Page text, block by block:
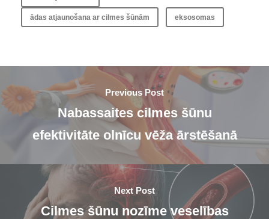
ādas atjaunošana ar cilmes šūnām eksosomas
Previous Post
Nabassaites cilmes šūnu
efektivitāte olnīcu vēža ārstēšanā
Next Post
Cilmes šūnu nozīme veselības